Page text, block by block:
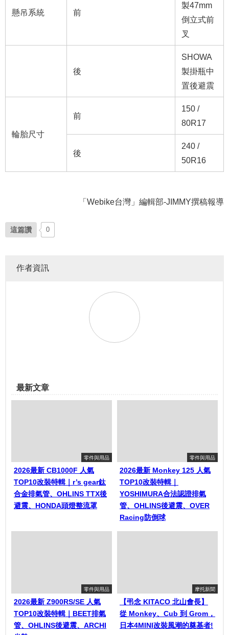
懸吊系統 前
製47mm
倒立式前
叉
後
SHOWA
製掛瓶中
置後避震
輪胎尺寸
前
150 /
80R17
後
240 /
50R16
「Webike台灣」編輯部-JIMMY撰稿報導
這篇讚 0
作者資訊
最新文章
零件與用品
2026最新 CB1000F 人氣
TOP10改裝特輯｜r’s gear鈦
合金排氣管、OHLINS TTX後
避震、HONDA頭燈整流罩
零件與用品
2026最新 Monkey 125 人氣
TOP10改裝特輯｜
YOSHIMURA合法認證排氣
管、OHLINS後避震、OVER
Racing防倒球
零件與用品
2026最新 Z900RS/SE 人氣
TOP10改裝特輯｜BEET排氣
管、OHLINS後避震、ARCHI
摩托新聞
【弔念 KITACO 北山會長】
從 Monkey、Cub 到 Grom，
日本4MINI改裝風潮的奠基者!